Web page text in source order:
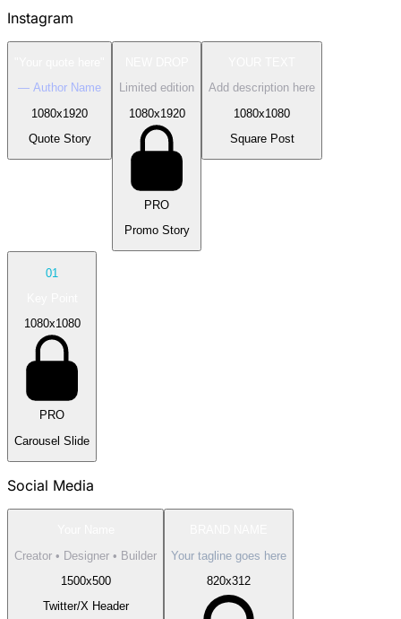
Instagram
— Author Name
1080x1920
Quote Story
Limited edition
1080x1920
PRO
Promo Story
Add description here
1080x1080
Square Post
01
1080x1080
PRO
Carousel Slide
Social Media
Creator • Designer • Builder
1500x500
Twitter/X Header
Your tagline goes here
820x312